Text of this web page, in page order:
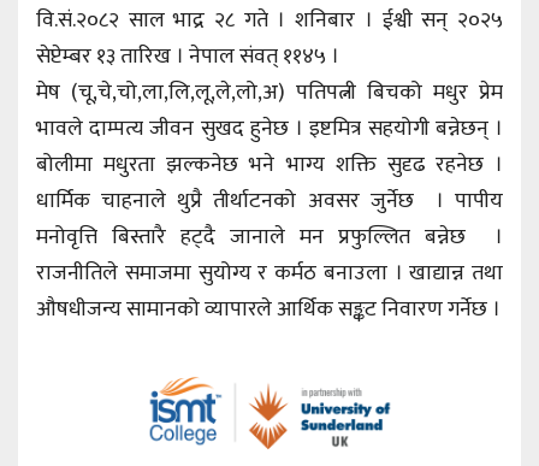
वि.सं.२०८२ साल भाद्र २८ गते । शनिबार । ईश्वी सन् २०२५
सेप्टेम्बर १३ तारिख । नेपाल संवत् ११४५ ।
मेष (चू,चे,चो,ला,लि,लू,ले,लो,अ) पतिपत्नी बिचको मधुर प्रेम
भावले दाम्पत्य जीवन सुखद हुनेछ । इष्टमित्र सहयोगी बन्नेछन् ।
बोलीमा मधुरता झल्कनेछ भने भाग्य शक्ति सुदृढ रहनेछ ।
धार्मिक चाहनाले थुप्रै तीर्थाटनको अवसर जुर्नेछ । पापीय
मनोवृत्ति बिस्तारै हट्दै जानाले मन प्रफुल्लित बन्नेछ ।
राजनीतिले समाजमा सुयोग्य र कर्मठ बनाउला । खाद्यान्न तथा
औषधीजन्य सामानको व्यापारले आर्थिक सङ्कट निवारण गर्नेछ ।